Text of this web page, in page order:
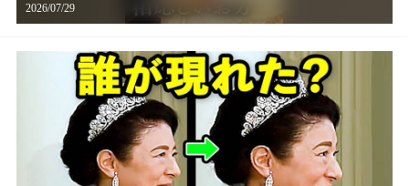
#shorts #皇室 #愛子さま
2026/07/29